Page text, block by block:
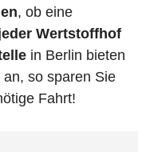
, ob eine
Wertstoffhof
in Berlin bieten
an, so sparen Sie
Fahrt!